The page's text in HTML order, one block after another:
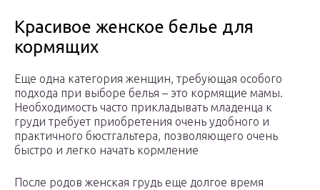
Красивое женское белье для
кормящих
Еще одна категория женщин, требующая особого
подхода при выборе белья – это кормящие мамы.
Необходимость часто прикладывать младенца к
груди требует приобретения очень удобного и
практичного бюстгальтера, позволяющего очень
быстро и легко начать кормление
После родов женская грудь еще долгое время